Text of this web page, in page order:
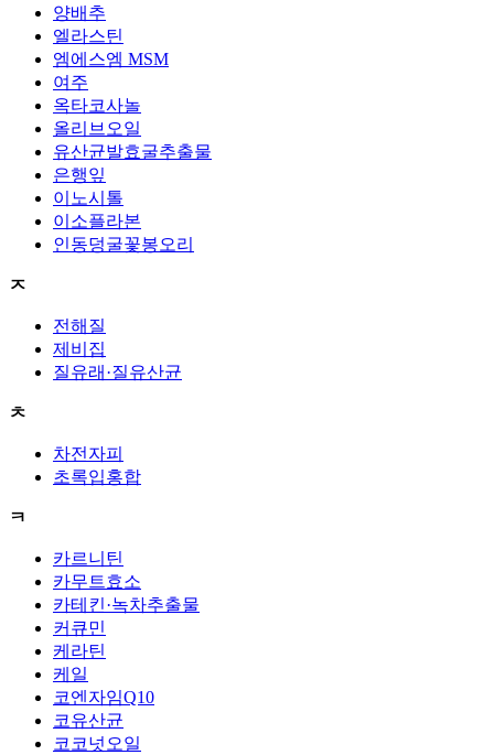
양배추
엘라스틴
엠에스엠 MSM
여주
옥타코사놀
올리브오일
유산균발효굴추출물
은행잎
이노시톨
이소플라본
인동덩굴꽃봉오리
ㅈ
전해질
제비집
질유래·질유산균
ㅊ
차전자피
초록입홍합
ㅋ
카르니틴
카무트효소
카테킨·녹차추출물
커큐민
케라틴
케일
코엔자임Q10
코유산균
코코넛오일